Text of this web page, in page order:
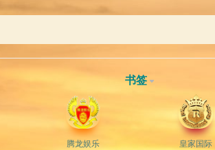
书签
腾龙娱乐 皇家国际